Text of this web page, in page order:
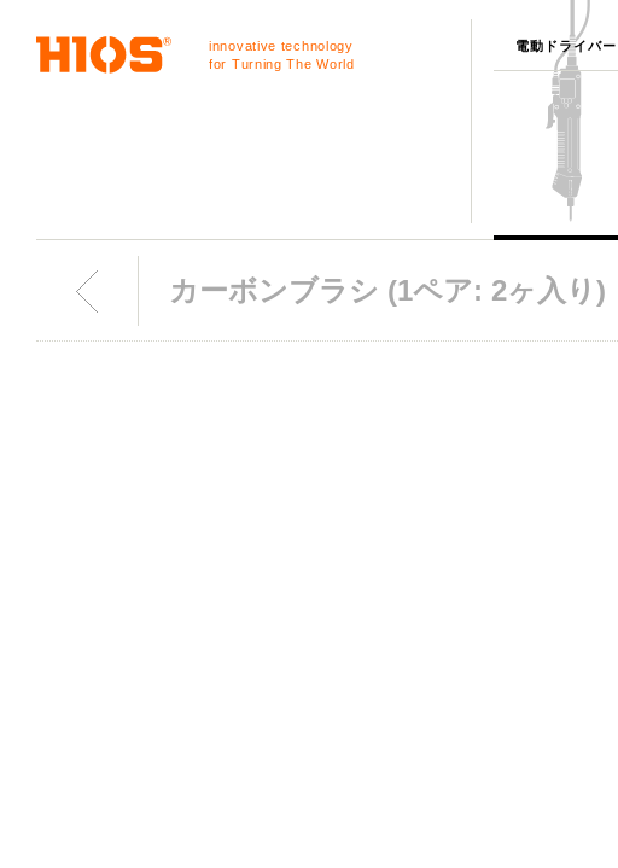
innovative technology
for Turning The World
電動ドライバー
カーボンブラシ (1ペア: 2ヶ入り)